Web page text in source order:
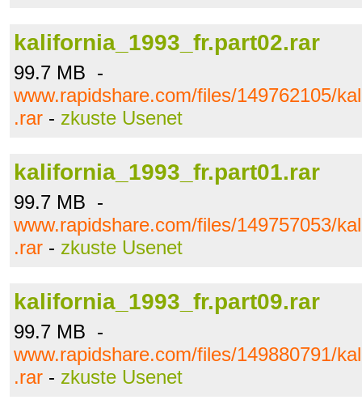
kalifornia_1993_fr.part02.rar
99.7 MB -
www.rapidshare.com/files/149762105/
.rar - zkuste Usenet
kalifornia_1993_fr.part01.rar
99.7 MB -
www.rapidshare.com/files/149757053/
.rar - zkuste Usenet
kalifornia_1993_fr.part09.rar
99.7 MB -
www.rapidshare.com/files/149880791/
.rar - zkuste Usenet